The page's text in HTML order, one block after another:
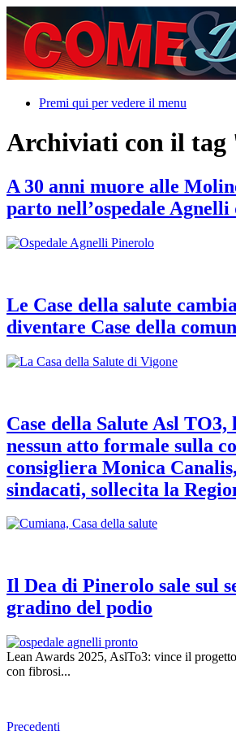
Premi qui per vedere il menu
Archiviati con il tag
A 30 anni muore alle
parto nell’ospedale
Le Case della salute
diventare Case della
Case della Salute Asl TO3,
nessun atto formale sulla
consigliera Monica
sindacati, sollecita la
Il Dea di Pinerolo sale sul
gradino del podio
Lean Awards 2025, AslTo3: vince il
con fibrosi...
Precedenti